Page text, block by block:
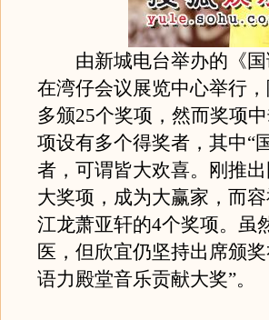
由新城电台举办的《国
在湾仔会议展览中心举行
多颁25个奖项，然而奖项
项设有多个得奖者，其中“
者，可谓皆大欢喜。刚推
大奖项，成为大赢家，而
江龙萧亚轩的4个奖项。虽
医，但欣宜仍坚持出席颁
语力殿堂音乐贡献大奖”。